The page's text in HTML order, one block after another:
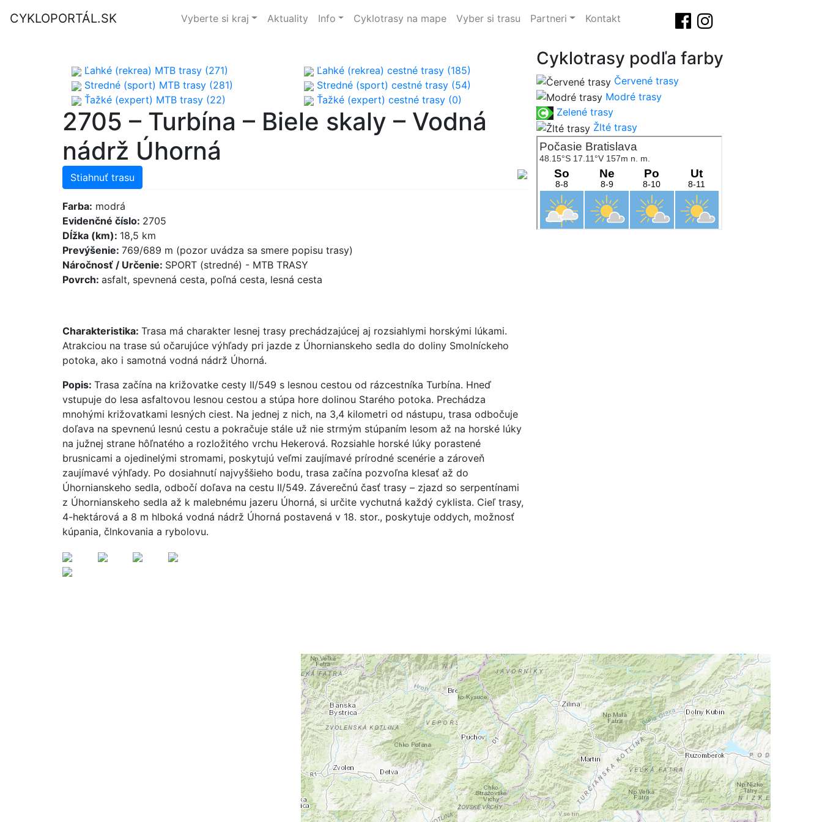
CYKLOPORTÁL.SK Vyberte si kraj Aktuality Info Cyklotrasy na mape Vyber si trasu Partneri Kontakt
Ľahké (rekrea) MTB trasy (271)
Stredné (sport) MTB trasy (281)
Ťažké (expert) MTB trasy (22)
Ľahké (rekrea) cestné trasy (185)
Stredné (sport) cestné trasy (54)
Ťažké (expert) cestné trasy (0)
2705 – Turbína – Biele skaly – Vodná
nádrž Úhorná
Stiahnuť trasu
Farba: modrá
Evidenčné číslo: 2705
Dĺžka (km): 18,5 km
Prevýšenie: 769/689 m (pozor uvádza sa smere popisu trasy)
Náročnosť / Určenie: SPORT (stredné) - MTB TRASY
Povrch: asfalt, spevnená cesta, poľná cesta, lesná cesta
Charakteristika: Trasa má charakter lesnej trasy prechádzajúcej aj rozsiahlymi horskými lúkami.
Atrakciou na trase sú očarujúce výhľady pri jazde z Úhornianskeho sedla do doliny Smolníckeho
potoka, ako i samotná vodná nádrž Úhorná.
Popis: Trasa začína na križovatke cesty II/549 s lesnou cestou od rázcestníka Turbína. Hneď
vstupuje do lesa asfaltovou lesnou cestou a stúpa hore dolinou Starého potoka. Prechádza
mnohými križovatkami lesných ciest. Na jednej z nich, na 3,4 kilometri od nástupu, trasa odbočuje
doľava na spevnenú lesnú cestu a pokračuje stále už nie strmým stúpaním lesom až na horské lúky
na južnej strane hôľnatého a rozložitého vrchu Hekerová. Rozsiahle horské lúky porastené
brusnicami a ojedinelými stromami, poskytujú veľmi zaujímavé prírodné scenérie a zároveň
zaujímavé výhľady. Po dosiahnutí najvyššieho bodu, trasa začína pozvoľna klesať až do
Úhornianskeho sedla, odbočí doľava na cestu II/549. Záverečnú časť trasy – zjazd so serpentínami
z Úhornianskeho sedla až k malebnému jazeru Úhorná, si určite vychutná každý cyklista. Cieľ trasy,
4-hektárová a 8 m hlboká vodná nádrž Úhorná postavená v 18. stor., poskytuje oddych, možnosť
kúpania, člnkovania a rybolovu.
Cyklotrasy podľa farby
Červené trasy
Modré trasy
Zelené trasy
Žlté trasy